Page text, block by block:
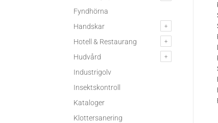
Fyndhörna
Handskar
Hotell & Restaurang
Hudvård
Industrigolv
Insektskontroll
Kataloger
Klottersanering